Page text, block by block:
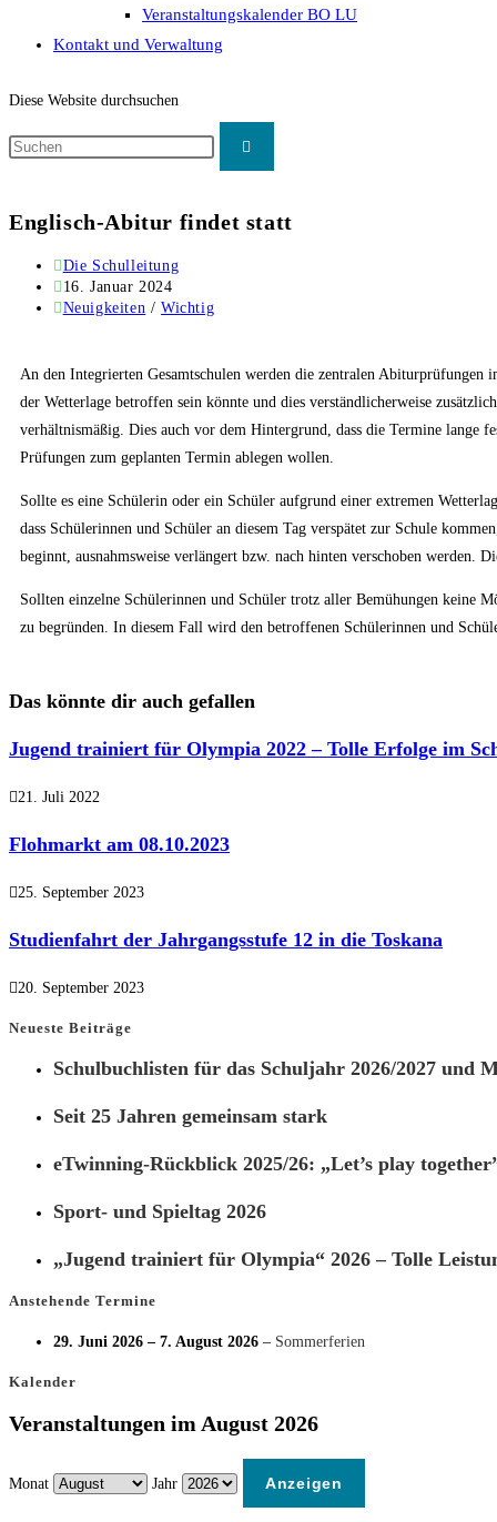
Veranstaltungskalender BO LU
Kontakt und Verwaltung
Diese Website durchsuchen
Englisch-Abitur findet statt
Die Schulleitung
16. Januar 2024
Neuigkeiten / Wichtig
An den Integrierten Gesamtschulen werden die zentralen
der Wetterlage betroffen sein könnte und dies verständlicherweise
verhältnismäßig. Dies auch vor dem Hintergrund, dass die Termine lange
Prüfungen zum geplanten Termin ablegen wollen.
Sollte es eine Schülerin oder ein Schüler aufgrund einer extremen
dass Schülerinnen und Schüler an diesem Tag verspätet zur Schule
beginnt, ausnahmsweise verlängert bzw. nach hinten verschoben werden.
Sollten einzelne Schülerinnen und Schüler trotz aller Bemühungen keine
zu begründen. In diesem Fall wird den betroffenen Schülerinnen und
Das könnte dir auch gefallen
Jugend trainiert für Olympia 2022 – Tolle Erfolge im
21. Juli 2022
Flohmarkt am 08.10.2023
25. September 2023
Studienfahrt der Jahrgangsstufe 12 in die Toskana
20. September 2023
Neueste Beiträge
Schulbuchlisten für das Schuljahr 2026/2027 und
Seit 25 Jahren gemeinsam stark
eTwinning-Rückblick 2025/26: „Let’s play
Sport- und Spieltag 2026
„Jugend trainiert für Olympia“ 2026 – Tolle
Anstehende Termine
29. Juni 2026 – 7. August 2026 – Sommerferien
Kalender
Veranstaltungen im August 2026
Monat Jahr